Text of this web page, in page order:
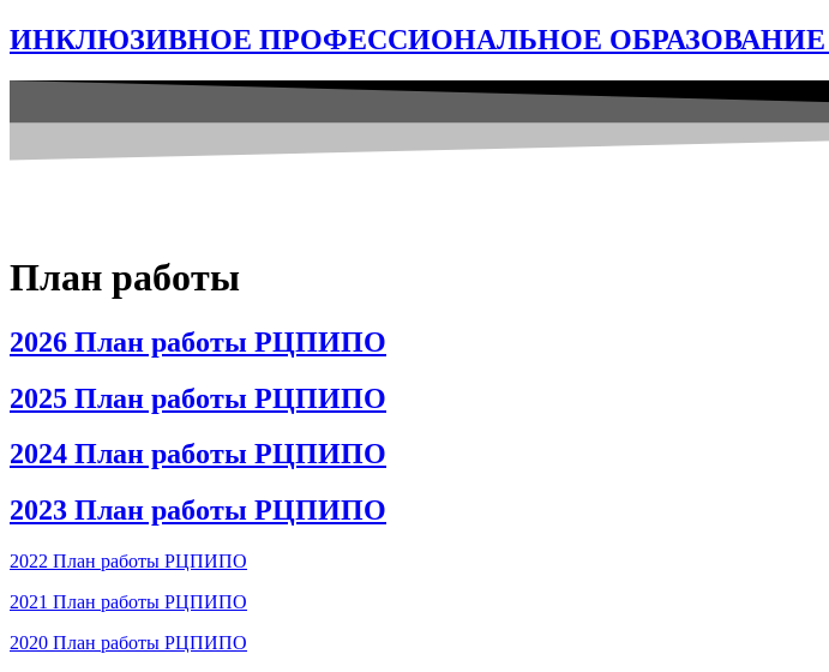
ИНКЛЮЗИВНОЕ ПРОФЕССИОНАЛЬНОЕ
План работы
2026 План работы РЦПИПО
2025 План работы РЦПИПО
2024 План работы РЦПИПО
2023 План работы РЦПИПО
2022 План работы РЦПИПО
2021 План работы РЦПИПО
2020 План работы РЦПИПО